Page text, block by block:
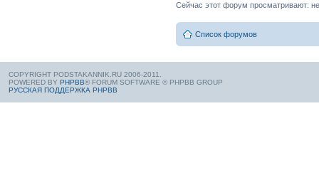
Сейчас этот форум просматривают:
Список форумов
COPYRIGHT PODSTAKANNIK.RU 2006-2011.
POWERED BY PHPBB® FORUM SOFTWARE © PHPBB GROUP
РУССКАЯ ПОДДЕРЖКА PHPBB